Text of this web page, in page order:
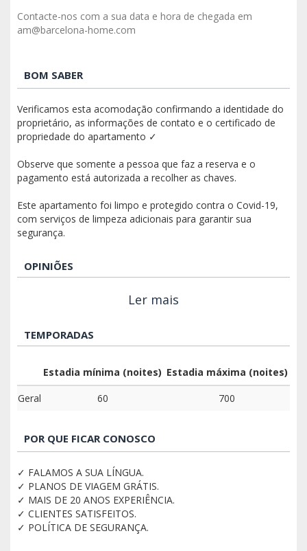
Contacte-nos com a sua data e hora de chegada em
am@barcelona-home.com
BOM SABER
Verificamos esta acomodação confirmando a identidade do
proprietário, as informações de contato e o certificado de
propriedade do apartamento ✓
Observe que somente a pessoa que faz a reserva e o
pagamento está autorizada a recolher as chaves.
Este apartamento foi limpo e protegido contra o Covid-19,
com serviços de limpeza adicionais para garantir sua
segurança.
OPINIÕES
Ler mais
TEMPORADAS
Estadia mínima (noites) Estadia máxima (noites)
Geral
60 700
POR QUE FICAR CONOSCO
✓ FALAMOS A SUA LÍNGUA.
✓ PLANOS DE VIAGEM GRÁTIS.
✓ MAIS DE 20 ANOS EXPERIÊNCIA.
✓ CLIENTES SATISFEITOS.
✓ POLÍTICA DE SEGURANÇA.